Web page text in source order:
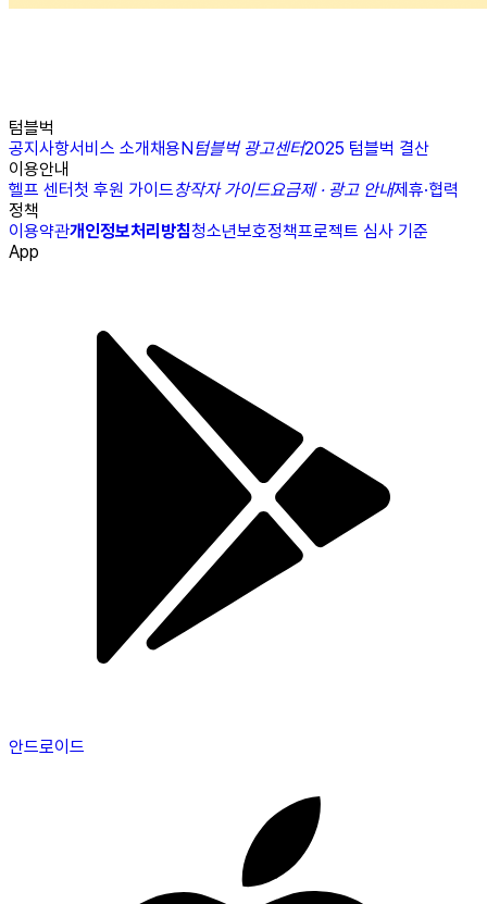
텀블벅
공지사항서비스 소개채용N텀블벅 광고센터2025 텀블벅 결산
이용안내
헬프 센터첫 후원 가이드창작자 가이드요금제 · 광고 안내제휴·협력
정책
이용약관개인정보처리방침청소년보호정책프로젝트 심사 기준
App
안드로이드